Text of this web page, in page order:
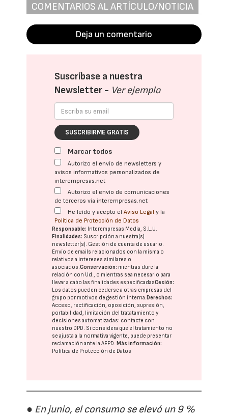
COMENTARIOS AL ARTÍCULO/NOTICIA
Deja un comentario
Suscríbase a nuestra
Newsletter - Ver ejemplo
SUSCRIBIRME GRATIS
Marcar todos
Autorizo el envío de newsletters y
avisos informativos personalizados de
interempresas.net
Autorizo el envío de comunicaciones
de terceros vía interempresas.net
He leído y acepto elAviso Legal y la
Política de Protección de Datos
Responsable: Interempresas Media, S.L.U.
Finalidades: Suscripción a nuestra(s)
newsletter(s). Gestión de cuenta de usuario.
Envío de emails relacionados con la misma o
relativos a intereses similares o
asociados.Conservación: mientras dure la
relación con Ud., o mientras sea necesario para
llevar a cabo las finalidades especificadasCesión:
Los datos pueden cederse a otras empresas del
grupo por motivos de gestión interna. Derechos:
Acceso, rectificación, oposición, supresión,
portabilidad, limitación del tratatamiento y
decisiones automatizadas: contacte con
nuestro DPD. Si considera que el tratamiento no
se ajusta a la normativa vigente, puede presentar
reclamación ante laAEPD. Más información:
Política de Protección de Datos
● En junio, el consumo se elevó un 9 %